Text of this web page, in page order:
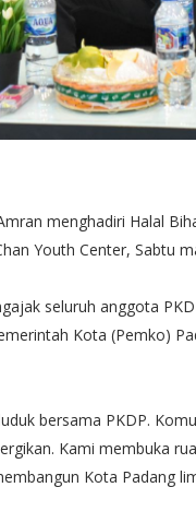
menghadiri Halal
Youth Center, Sabtu
seluruh anggota
Kota (Pemko)
bersama PKDP.
Kami membuka
Kota Padang